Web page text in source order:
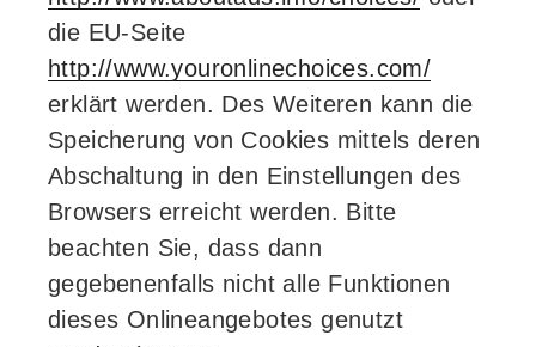
die EU-Seite
http://www.youronlinechoices.com/
erklärt werden. Des Weiteren kann die
Speicherung von Cookies mittels deren
Abschaltung in den Einstellungen des
Browsers erreicht werden. Bitte
beachten Sie, dass dann
gegebenenfalls nicht alle Funktionen
dieses Onlineangebotes genutzt